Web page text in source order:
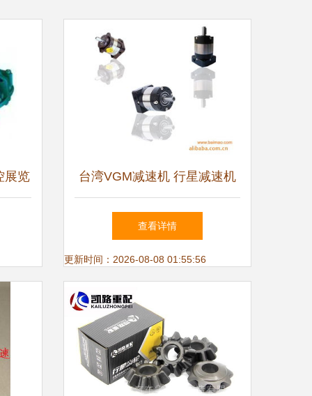
展览 台湾VGM减速机 行星减速机
在升降设备中的卓越应用
查看详情
更新时间：2026-08-08 01:55:56